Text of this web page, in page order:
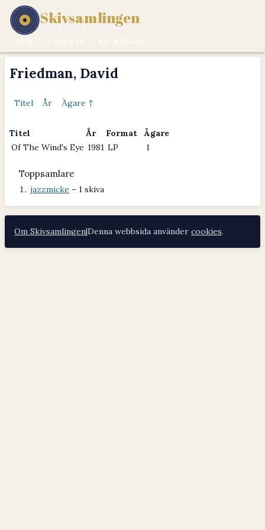
Skivsamlingen
MUSIK ÄR EN LIVSSTIL.
Friedman, David
Titel År Ägare ↑
Titel År Format
Ägare
Of The Wind's Eye 1981 LP 1
Toppsamlare
jazzmicke – 1 skiva
Om Skivsamlingen|Denna webbsida använder cookies.